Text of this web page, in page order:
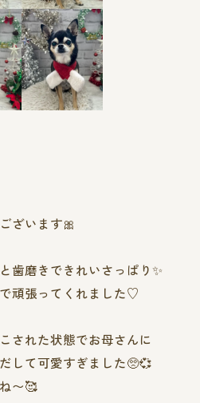
ざいます🎀
歯磨きできれいさっぱり✨️
頑張ってくれました♡
された状態でお母さんに
して可愛すぎました🥺💞
〜🥰